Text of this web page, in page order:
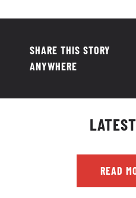
SHARE THIS STORY
ANYWHERE
READ